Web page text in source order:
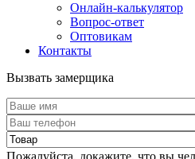
Онлайн-калькулятор
Вопрос-ответ
Оптовикам
Контакты
Вызвать замерщика
Пожалуйста, докажите, что вы